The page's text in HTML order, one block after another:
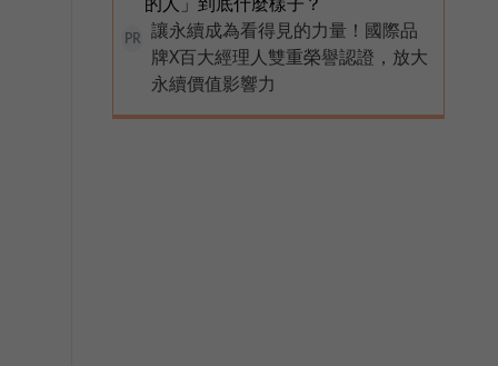
PR
讓永續成為看得見的力量！國際品
牌X百大經理人雙重榮譽認證，放大
永續價值影響力